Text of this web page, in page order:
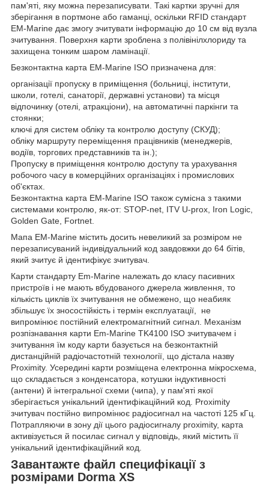
пам'яті, яку можна перезаписувати. Такі картки зручні для
зберігання в портмоне або гаманці, оскільки RFID стандарт
EM-Marine дає змогу зчитувати інформацію до 10 см від вузла
зчитування. Поверхня карти зроблена з полівінілхлориду та
захищена тонким шаром ламінації.
Безконтактна карта EM-Marine ISO призначена для:
організації пропуску в приміщення (больниці, інститути,
школи, готелі, санаторії, державні установи) та місця
відпочинку (отелі, атракціони), на автоматичні паркінги та
стоянки;
ключі для систем обліку та контролю доступу (СКУД);
обліку маршруту переміщення працівників (менеджерів,
водіїв, торгових представників та ін.);
Пропуску в приміщення контролю доступу та урахування
робочого часу в комерційних організаціях і промислових
об'єктах.
Безконтактна карта EM-Marine ISO також сумісна з такими
системами контролю, як-от: STOP-net, ITV U-prox, Iron Logic,
Golden Gate, Fortnet.
Мапа EM-Marine містить досить невеликий за розміром не
перезаписуваний індивідуальний код завдовжки до 64 бітів,
який зчитує й ідентифікує зчитувач.
Карти стандарту Em-Marine належать до класу пасивних
пристроїв і не мають вбудованого джерела живлення, то
кількість циклів їх зчитування не обмежено, що неабияк
збільшує їх зносостійкість і термін експлуатації, не
випромінює постійний електромагнітний сигнал. Механізм
розпізнавання карти Em-Marine TK4100 ISO зчитувачем і
зчитування їм коду карти базується на безконтактній
дистанційній радіочастотній технології, що дістала назву
Proximity. Усередині карти розміщена електронна мікросхема,
що складається з конденсатора, котушки індуктивності
(антени) й інтегральної схеми (чипа), у пам'яті якої
зберігається унікальний ідентифікаційний код. Proximity
зчитувач постійно випромінює радіосигнал на частоті 125 кГц.
Потрапляючи в зону дії цього радіосигналу proximity, карта
активізується й посилає сигнал у відповідь, який містить її
унікальний ідентифікаційний код.
Завантажте файл специфікації з
розмірами Dorma XS